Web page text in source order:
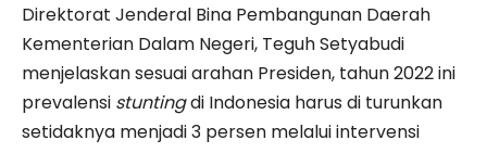
Direktorat Jenderal Bina Pembangunan Daerah
Kementerian Dalam Negeri, Teguh Setyabudi
menjelaskan sesuai arahan Presiden, tahun 2022 ini
prevalensi stuntingdi Indonesia harus di turunkan
setidaknya menjadi 3 persen melalui intervensi